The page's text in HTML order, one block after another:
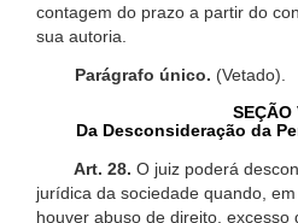
contagem do prazo a partir do
sua autoria.
Parágrafo único. (Vetado).
SEÇÃO
Da Desconsideração da
Art. 28. O juiz poderá
jurídica da sociedade quando,
houver abuso de direito, excesso